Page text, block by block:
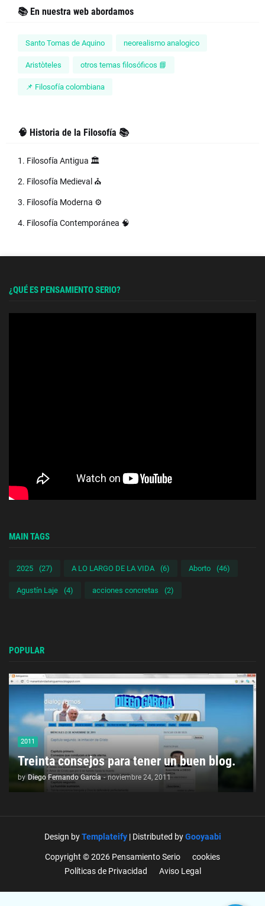
📚 En nuestra web abordamos
Santo Tomas de Aquino neorealismo analogico
Aristòteles otros temas filosóficos 📘
📌 Filosofía colombiana
🧠 Historia de la Filosofía 📚
1. Filosofía Antigua 🏛️
2. Filosofía Medieval ⛪
3. Filosofía Moderna ⚙️
4. Filosofía Contemporánea 🧠
¿QUÉ ES PENSAMIENTO SERIO?
MAIN TAGS
2025 (27) A LO LARGO DE LA VIDA (6) Aborto (46)
Agustín Laje (4) acciones concretas (2)
POPULAR
2011
Treinta consejos para tener un buen blog.
by Diego Fernando García - noviembre 24, 2011
Design byTemplateify| Distributed byGooyaabi
Copyright © 2026 Pensamiento Serio
cookies
Políticas de Privacidad
Aviso Legal